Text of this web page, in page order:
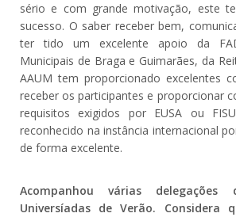
sério e com grande motivação, este
sucesso. O saber receber bem,
ter tido um excelente apoio da
Municipais de Braga e Guimarães, da
AAUM tem proporcionado excelentes
receber os participantes e proporcionar
requisitos exigidos por EUSA ou
reconhecido na instância internacional
de forma excelente.
Acompanhou várias
Universíadas de Verão. Considera